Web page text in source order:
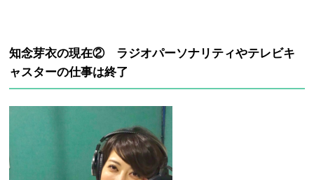
知念芽衣の現在② ラジオパーソナリティやテレビキ
ャスターの仕事は終了